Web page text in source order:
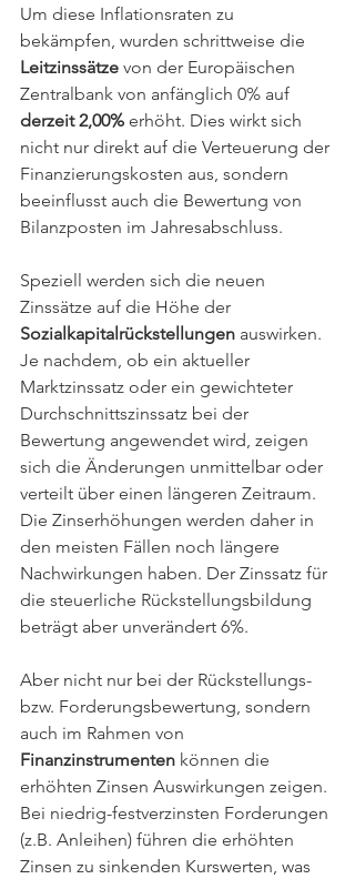
Um diese Inflationsraten zu
bekämpfen, wurden schrittweise die
Leitzinssätze von der Europäischen
Zentralbank von anfänglich 0% auf
derzeit 2,00% erhöht. Dies wirkt sich
nicht nur direkt auf die Verteuerung der
Finanzierungskosten aus, sondern
beeinflusst auch die Bewertung von
Bilanzposten im Jahresabschluss.
Speziell werden sich die neuen
Zinssätze auf die Höhe der
Sozialkapitalrückstellungen auswirken.
Je nachdem, ob ein aktueller
Marktzinssatz oder ein gewichteter
Durchschnittszinssatz bei der
Bewertung angewendet wird, zeigen
sich die Änderungen unmittelbar oder
verteilt über einen längeren Zeitraum.
Die Zinserhöhungen werden daher in
den meisten Fällen noch längere
Nachwirkungen haben. Der Zinssatz für
die steuerliche Rückstellungsbildung
beträgt aber unverändert 6%.
Aber nicht nur bei der Rückstellungs-
bzw. Forderungsbewertung, sondern
auch im Rahmen von
Finanzinstrumenten können die
erhöhten Zinsen Auswirkungen zeigen.
Bei niedrig-festverzinsten Forderungen
(z.B. Anleihen) führen die erhöhten
Zinsen zu sinkenden Kurswerten, was